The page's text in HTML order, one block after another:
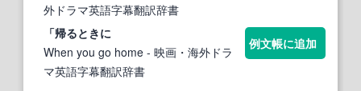
外ドラマ英語字幕翻訳辞書
「帰るときに
When you go home - 映画・海外ドラ
マ英語字幕翻訳辞書
例文帳に追加